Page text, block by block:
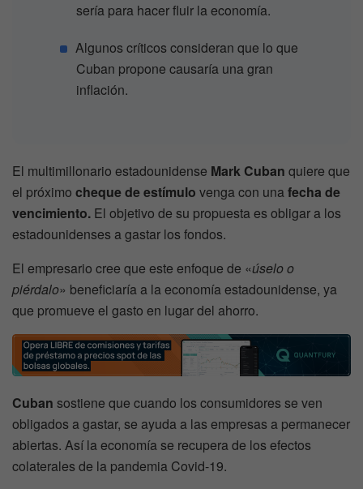
sería para hacer fluir la economía.
Algunos críticos consideran que lo que
Cuban propone causaría una gran
inflación.
El multimillonario estadounidense Mark Cuban quiere que
el próximo cheque de estímulo venga con unafecha de
vencimiento. El objetivo de su propuesta es obligar a los
estadounidenses a gastar los fondos.
El empresario cree que este enfoque de «úselo o
piérdalo» beneficiaría a la economía estadounidense, ya
que promueve el gasto en lugar del ahorro.
Cuban sostiene que cuando los consumidores se ven
obligados a gastar, se ayuda a las empresas a permanecer
abiertas. Así la economía se recupera de los efectos
colaterales de la pandemia Covid-19.